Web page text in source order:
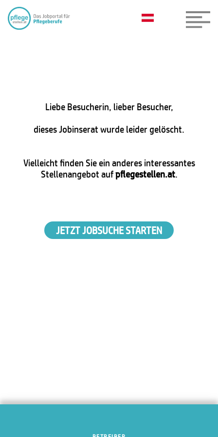
Liebe Besucherin, lieber Besucher,
dieses Jobinserat wurde leider gelöscht.
Vielleicht finden Sie ein anderes interessantes
Stellenangebot aufpflegestellen.at.
JETZT JOBSUCHE STARTEN